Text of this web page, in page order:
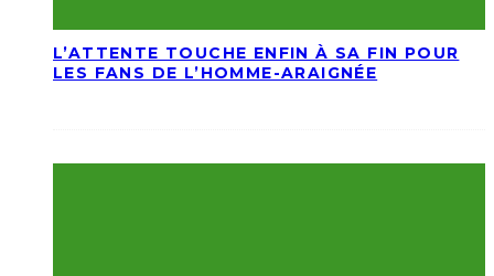
L’ATTENTE TOUCHE ENFIN À SA FIN POUR
LES FANS DE L’HOMME-ARAIGNÉE